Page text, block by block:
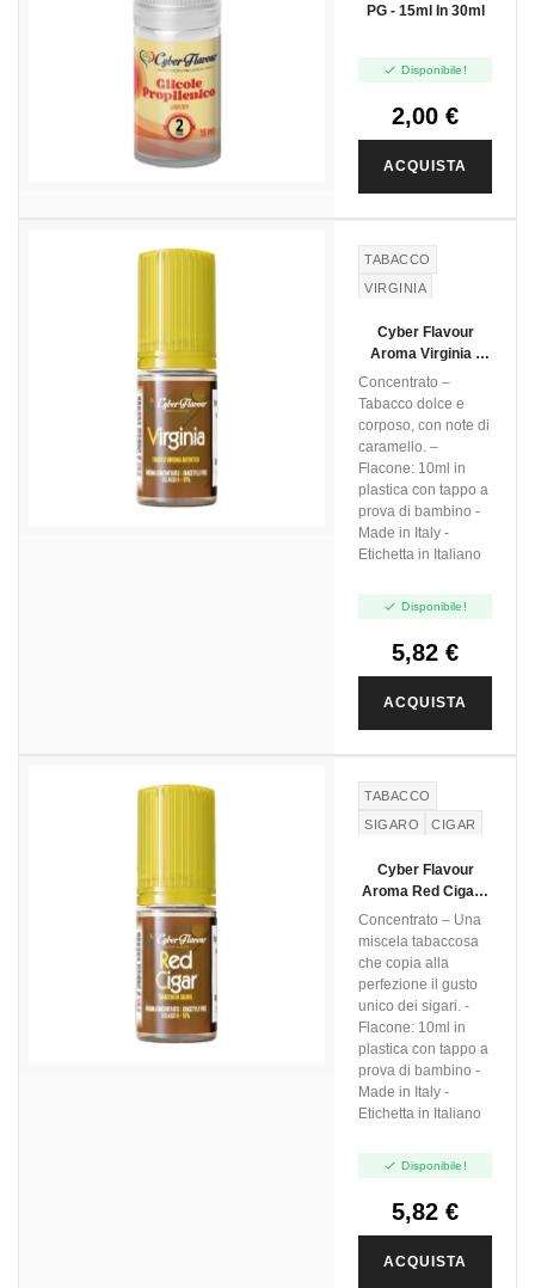
PG - 15ml In 30ml
 Disponibile!
2,00 €
ACQUISTA
TABACCO
VIRGINIA
Cyber Flavour
Aroma Virginia -
10ml
Concentrato –
Tabacco dolce e
corposo, con note di
caramello. –
Flacone: 10ml in
plastica con tappo a
prova di bambino -
Made in Italy -
Etichetta in Italiano
 Disponibile!
5,82 €
ACQUISTA
TABACCO
SIGARO
CIGAR
Cyber Flavour
Aroma Red Cigar -
10ml
Concentrato – Una
miscela tabaccosa
che copia alla
perfezione il gusto
unico dei sigari. -
Flacone: 10ml in
plastica con tappo a
prova di bambino -
Made in Italy -
Etichetta in Italiano
 Disponibile!
5,82 €
ACQUISTA